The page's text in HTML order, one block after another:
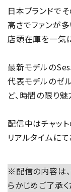
日本ブランドで
高さでファンが多
店頭在庫を一気
最新モデルの
代表モデルのゼ
ど、時間の限り
配信中はチャッ
リアルタイムにて
※配信の内容は
らかじめご了承く